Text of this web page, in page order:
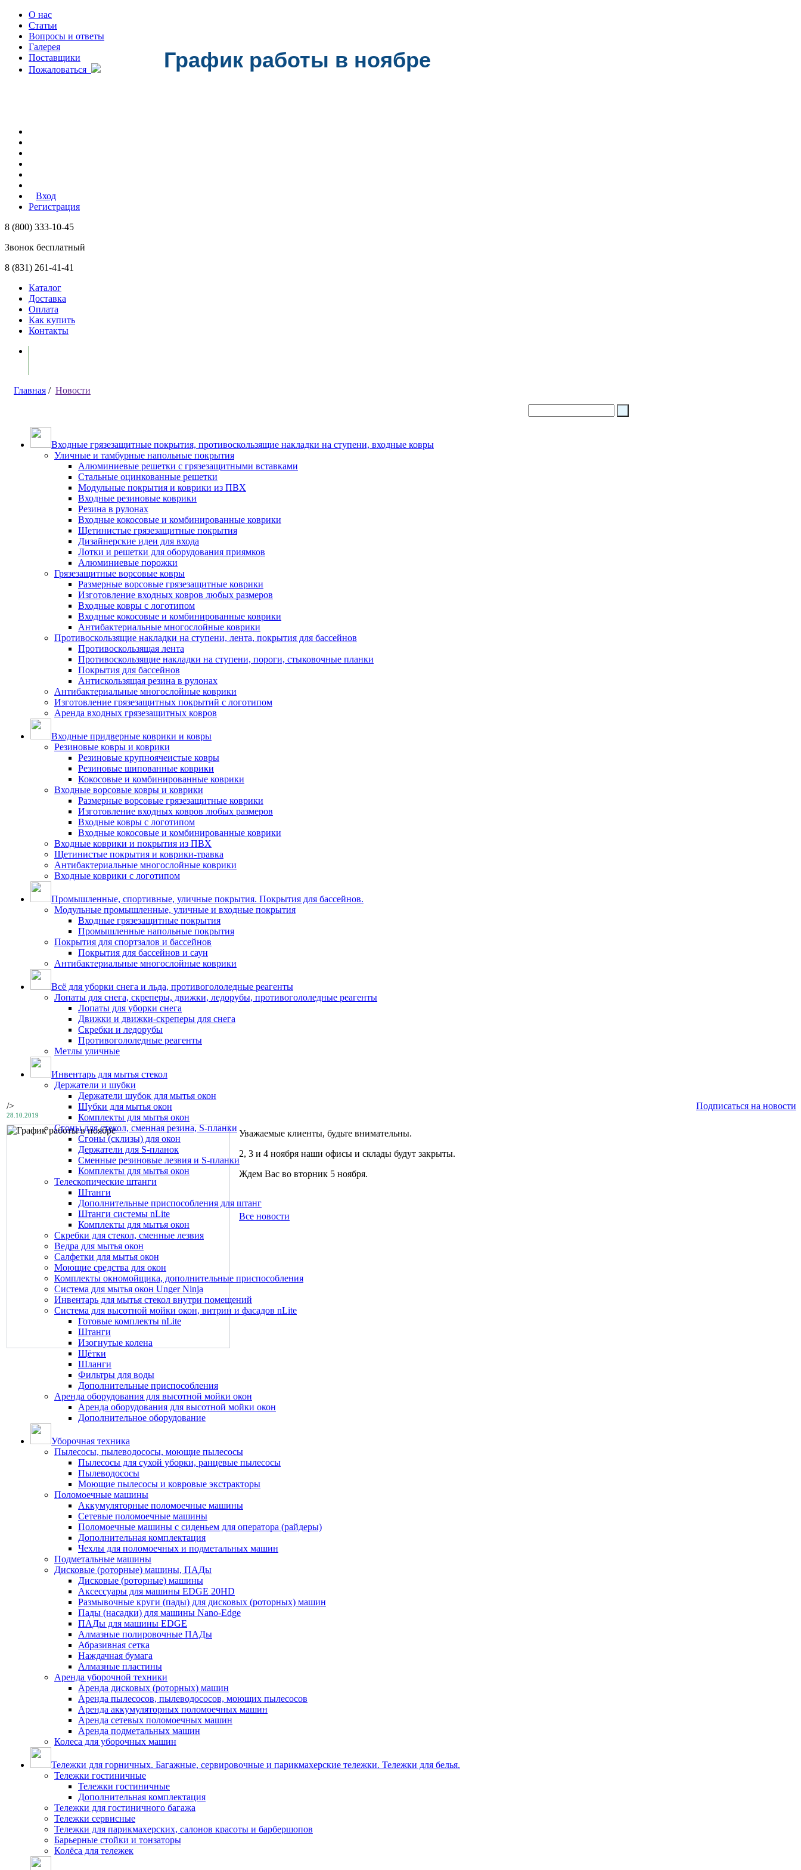
О нас
Статьи
Вопросы и ответы
Галерея
Поставщики
Пожаловаться
Вход
Регистрация
8 (800) 333-10-45
Звонок бесплатный
8 (831) 261-41-41
Каталог
Доставка
Оплата
Как купить
Контакты
Главная / Новости
График работы в ноябре
Входные грязезащитные покрытия, противоскользящие накладки на ступени, входные ковры
Уличные и тамбурные напольные покрытия
Алюминиевые решетки с грязезащитными вставками
Стальные оцинкованные решетки
Модульные покрытия и коврики из ПВХ
Входные резиновые коврики
Резина в рулонах
Входные кокосовые и комбинированные коврики
Щетинистые грязезащитные покрытия
Дизайнерские идеи для входа
Лотки и решетки для оборудования приямков
Алюминиевые порожки
Грязезащитные ворсовые ковры
Размерные ворсовые грязезащитные коврики
Изготовление входных ковров любых размеров
Входные ковры с логотипом
Входные кокосовые и комбинированные коврики
Антибактериальные многослойные коврики
Противоскользящие накладки на ступени, лента, покрытия для бассейнов
Противоскользящая лента
Противоскользящие накладки на ступени, пороги, стыковочные планки
Покрытия для бассейнов
Антискользящая резина в рулонах
Антибактериальные многослойные коврики
Изготовление грязезащитных покрытий с логотипом
Аренда входных грязезащитных ковров
Входные придверные коврики и ковры
Резиновые ковры и коврики
Резиновые крупноячеистые ковры
Резиновые шипованные коврики
Кокосовые и комбинированные коврики
Входные ворсовые ковры и коврики
Размерные ворсовые грязезащитные коврики
Изготовление входных ковров любых размеров
Входные ковры с логотипом
Входные кокосовые и комбинированные коврики
Входные коврики и покрытия из ПВХ
Щетинистые покрытия и коврики-травка
Антибактериальные многослойные коврики
Входные коврики с логотипом
Промышленные, спортивные, уличные покрытия. Покрытия для бассейнов.
Модульные промышленные, уличные и входные покрытия
Входные грязезащитные покрытия
Промышленные напольные покрытия
Покрытия для спортзалов и бассейнов
Покрытия для бассейнов и саун
Антибактериальные многослойные коврики
Всё для уборки снега и льда, противогололедные реагенты
Лопаты для снега, скреперы, движки, ледорубы, противогололедные реагенты
Лопаты для уборки снега
Движки и движки-скреперы для снега
Скребки и ледорубы
Противогололедные реагенты
Метлы уличные
Инвентарь для мытья стекол
Держатели и шубки
Держатели шубок для мытья окон
Шубки для мытья окон
Комплекты для мытья окон
Сгоны для стекол, сменная резина, S-планки
Сгоны (склизы) для окон
Держатели для S-планок
Сменные резиновые лезвия и S-планки
Комплекты для мытья окон
Телескопические штанги
Штанги
Дополнительные приспособления для штанг
Штанги системы nLite
Комплекты для мытья окон
Скребки для стекол, сменные лезвия
Ведра для мытья окон
Салфетки для мытья окон
Моющие средства для окон
Комплекты окномойщика, дополнительные приспособления
Система для мытья окон Unger Ninja
Инвентарь для мытья стекол внутри помещений
Система для высотной мойки окон, витрин и фасадов nLite
Готовые комплекты nLite
Штанги
Изогнутые колена
Щётки
Шланги
Фильтры для воды
Дополнительные приспособления
Аренда оборудования для высотной мойки окон
Аренда оборудования для высотной мойки окон
Дополнительное оборудование
Уборочная техника
Пылесосы, пылеводососы, моющие пылесосы
Пылесосы для сухой уборки, ранцевые пылесосы
Пылеводососы
Моющие пылесосы и ковровые экстракторы
Поломоечные машины
Аккумуляторные поломоечные машины
Сетевые поломоечные машины
Поломоечные машины с сиденьем для оператора (райдеры)
Дополнительная комплектация
Чехлы для поломоечных и подметальных машин
Подметальные машины
Дисковые (роторные) машины, ПАДы
Дисковые (роторные) машины
Аксессуары для машины EDGE 20HD
Размывочные круги (пады) для дисковых (роторных) машин
Пады (насадки) для машины Nano-Edge
ПАДы для машины EDGE
Алмазные полировочные ПАДы
Абразивная сетка
Наждачная бумага
Алмазные пластины
Аренда уборочной техники
Аренда дисковых (роторных) машин
Аренда пылесосов, пылеводососов, моющих пылесосов
Аренда аккумуляторных поломоечных машин
Аренда сетевых поломоечных машин
Аренда подметальных машин
Колеса для уборочных машин
Тележки для горничных. Багажные, сервировочные и парикмахерские тележки. Тележки для белья.
Тележки гостиничные
Тележки гостиничные
Дополнительная комплектация
Тележки для гостиничного багажа
Тележки сервисные
Тележки для парикмахерских, салонов красоты и барбершопов
Барьерные стойки и тонзаторы
Колёса для тележек
/> Подписаться на новости
28.10.2019
Уважаемые клиенты, будьте внимательны.
2, 3 и 4 ноября наши офисы и склады будут закрыты.
Ждем Вас во вторник 5 ноября.
Все новости